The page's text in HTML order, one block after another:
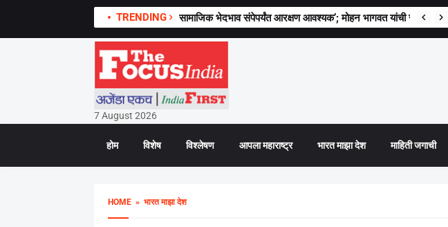
TRENDING सामाजिक भेदभाव संपेपर्यंत आरक्षण आवश्यक’; मोहन भागवत यांची स्पष्ट भूमिका
7 August 2026
होम विशेष विश्लेषण आपला महाराष्ट्र भारत माझा देश माहिती जगाची
HOME» भारत माझा देश